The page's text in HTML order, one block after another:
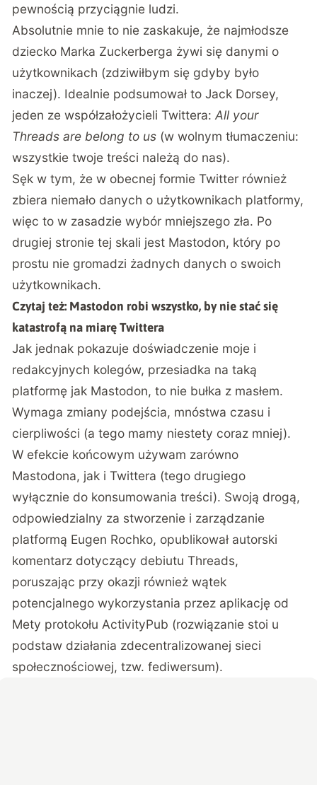
pewnością przyciągnie ludzi.
Absolutnie mnie to nie zaskakuje, że najmłodsze
dziecko Marka Zuckerberga żywi się danymi o
użytkownikach (zdziwiłbym się gdyby było
inaczej). Idealnie podsumował to Jack Dorsey,
jeden ze współzałożycieli Twittera:All your
Threads are belong to us (w wolnym tłumaczeniu:
wszystkie twoje treści należą do nas).
Sęk w tym, że w obecnej formie Twitter również
zbiera niemało danych o użytkownikach platformy,
więc to w zasadzie wybór mniejszego zła. Po
drugiej stronie tej skali jest Mastodon, który po
prostu nie gromadzi żadnych danych o swoich
użytkownikach.
Czytaj też: Mastodon robi wszystko, by nie stać się
katastrofą na miarę Twittera
Jak jednak pokazuje doświadczenie moje i
redakcyjnych kolegów, przesiadka na taką
platformę jak Mastodon, to nie bułka z masłem.
Wymaga zmiany podejścia, mnóstwa czasu i
cierpliwości (a tego mamy niestety coraz mniej).
W efekcie końcowym używam zarówno
Mastodona, jak i Twittera (tego drugiego
wyłącznie do konsumowania treści). Swoją drogą,
odpowiedzialny za stworzenie i zarządzanie
platformą Eugen Rochko, opublikował autorski
komentarz dotyczący debiutu Threads,
poruszając przy okazji również wątek
potencjalnego wykorzystania przez aplikację od
Mety protokołu ActivityPub (rozwiązanie stoi u
podstaw działania zdecentralizowanej sieci
społecznościowej, tzw. fediwersum).